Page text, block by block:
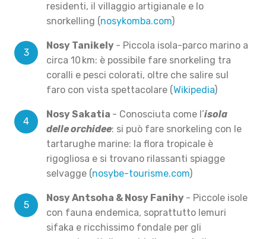
residenti, il villaggio artigianale e lo
snorkelling (nosykomba.com)
Nosy Tanikely - Piccola isola-parco marino a
circa 10 km: è possibile fare snorkeling tra
coralli e pesci colorati, oltre che salire sul
faro con vista spettacolare (Wikipedia)
Nosy Sakatia - Conosciuta come l’isola
delle orchidee: si può fare snorkeling con le
tartarughe marine: la flora tropicale è
rigogliosa e si trovano rilassanti spiagge
selvagge (nosybe-tourisme.com)
Nosy Antsoha & Nosy Fanihy - Piccole isole
con fauna endemica, soprattutto lemuri
sifaka e ricchissimo fondale per gli